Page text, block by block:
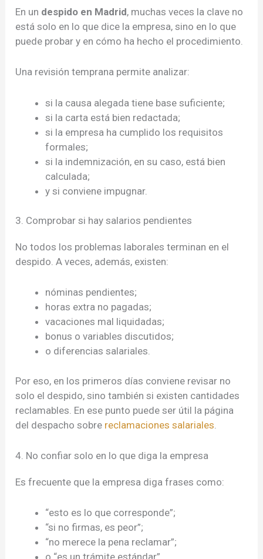
En un despido en Madrid, muchas veces la clave no
está solo en lo que dice la empresa, sino en lo que
puede probar y en cómo ha hecho el procedimiento.
Una revisión temprana permite analizar:
si la causa alegada tiene base suficiente;
si la carta está bien redactada;
si la empresa ha cumplido los requisitos
formales;
si la indemnización, en su caso, está bien
calculada;
y si conviene impugnar.
3. Comprobar si hay salarios pendientes
No todos los problemas laborales terminan en el
despido. A veces, además, existen:
nóminas pendientes;
horas extra no pagadas;
vacaciones mal liquidadas;
bonus o variables discutidos;
o diferencias salariales.
Por eso, en los primeros días conviene revisar no
solo el despido, sino también si existen cantidades
reclamables. En ese punto puede ser útil la página
del despacho sobre reclamaciones salariales
4. No confiar solo en lo que diga la empresa
Es frecuente que la empresa diga frases como:
“esto es lo que corresponde”;
“si no firmas, es peor”;
“no merece la pena reclamar”;